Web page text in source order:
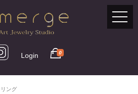
Login 0
ング